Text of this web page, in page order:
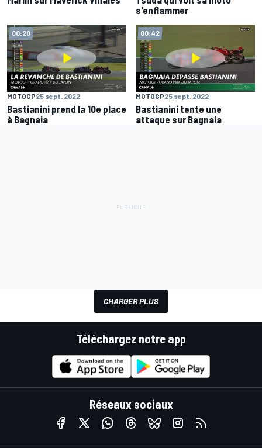
s'enflammer
00:20
MOTOGP25 sept. 2022
Bastianini prend la 10e place
à Bagnaia
00:42
MOTOGP25 sept. 2022
Bastianini tente une
attaque sur Bagnaia
CHARGER PLUS
Téléchargez notre app
Réseaux sociaux